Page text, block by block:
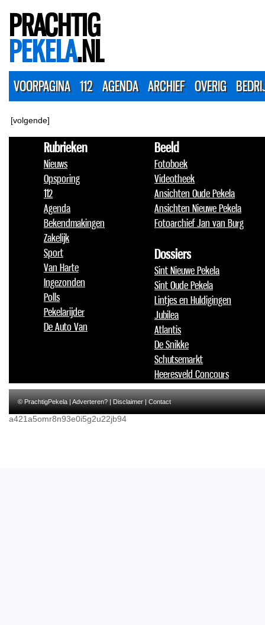
PRACHTIG
PEKELA.NL
VOORPAGINA 112 AGENDA ARCHIEF OVERIG
[volgende]
Rubrieken
Nieuws
Opsporing
112
Agenda
Bekendmakingen
Zakelijk
Sport
Van Harte
Ingezonden
Polls
Pekelarijder
De Auto Van
Beeld
Fotoboek
Videotheek
Ansichten Oude Pekela
Ansichten Nieuwe Pekela
Fotoarchief Jan van Burg
Dossiers
Sint Nieuwe Pekela
Sint Oude Pekela
Lintjes en Huldigingen
Jubilea
Atlantis
De Snikke
Schutsemarkt
Heeresveld Concours
© PrachtigPekela |Adverteren?|Disclaimer|Contact
a421a5omr8n93e0i5g2u22jb94